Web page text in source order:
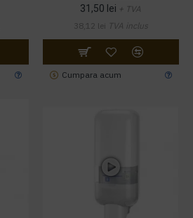
31,50 lei + TVA
38,12 lei TVA inclus
Cumpara acum